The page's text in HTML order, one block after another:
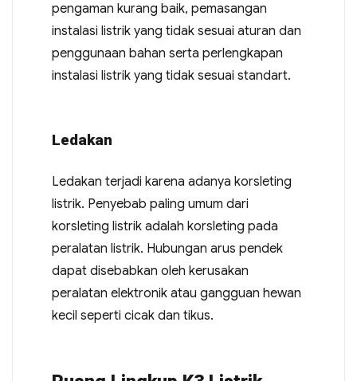
pengaman kurang baik, pemasangan
instalasi listrik yang tidak sesuai aturan dan
penggunaan bahan serta perlengkapan
instalasi listrik yang tidak sesuai standart.
Ledakan
Ledakan terjadi karena adanya korsleting
listrik. Penyebab paling umum dari
korsleting listrik adalah korsleting pada
peralatan listrik. Hubungan arus pendek
dapat disebabkan oleh kerusakan
peralatan elektronik atau gangguan hewan
kecil seperti cicak dan tikus.